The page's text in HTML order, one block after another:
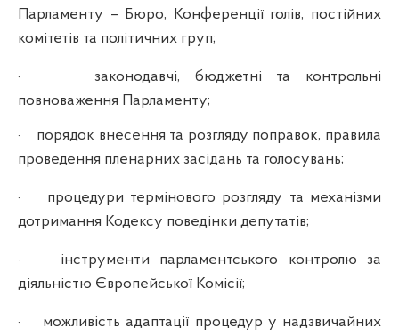
Парламенту – Бюро, Конференції голів, постійних
комітетів та політичних груп;
·
законодавчі, бюджетні та контрольні
повноваження Парламенту;
·
порядок внесення та розгляду поправок, правила
проведення пленарних засідань та голосувань;
·
процедури термінового розгляду та механізми
дотримання Кодексу поведінки депутатів;
·
інструменти парламентського контролю за
діяльністю Європейської Комісії;
·
можливість адаптації процедур у надзвичайних